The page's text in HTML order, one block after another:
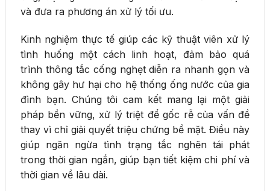
và đưa ra phương án xử lý tối ưu.
Kinh nghiệm thực tế giúp các kỹ thuật viên xử lý
tình huống một cách linh hoạt, đảm bảo quá
trình thông tắc cống nghẹt diễn ra nhanh gọn và
không gây hư hại cho hệ thống ống nước của gia
đình bạn. Chúng tôi cam kết mang lại một giải
pháp bền vững, xử lý triệt để gốc rễ của vấn đề
thay vì chỉ giải quyết triệu chứng bề mặt. Điều này
giúp ngăn ngừa tình trạng tắc nghẽn tái phát
trong thời gian ngắn, giúp bạn tiết kiệm chi phí và
thời gian về lâu dài.